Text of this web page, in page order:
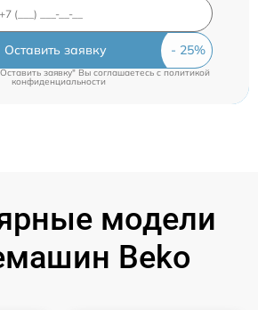
Оставить заявку
заявку" Вы соглашаетесь cполитикой
конфиденциальности
модели
Beko